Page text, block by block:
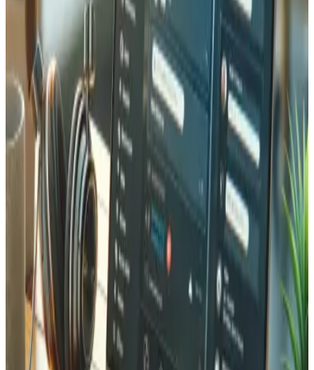
La plateforme comprend une suite complète d'outils
métier : un système de gestion multi-devises pour les
transactions entrantes et sortantes, des rapports
conformes aux exigences de l'Administration Fédérale des
Contributions (AFC), un tableau de bord statistique avec
analyses en temps réel, des modules de suivi et calcul des
commissions, la gestion du transit des marchandises, la
gestion automatisée de listes de diffusion, des outils de
génération de présentations et un système d'impression
d'étiquettes intégré aux opérations d'entrepôt.
Traitement de documents par IA
L'une des additions les plus impactantes a été l'intégration
de l'intelligence artificielle pour la lecture automatique de
documents et le pré-remplissage de formulaires. Les
opérations de négoce génèrent une paperasse
considérable — factures, déclarations douanières,
certificats d'origine et documents d'expédition. Notre
intégration IA utilise la reconnaissance optique de
caractères combinée au traitement du langage naturel
pour extraire les données clés des documents numérisés
et remplir automatiquement les formulaires
correspondants, réduisant le temps de saisie manuelle de
plus de 70 %.